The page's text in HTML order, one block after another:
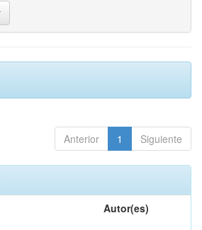
Anterior 1 Siguiente
Autor(es)